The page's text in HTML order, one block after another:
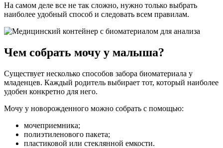
На самом деле все не так сложно, нужно только выбрать
наиболее удобный способ и следовать всем правилам.
Чем собрать мочу у малыша?
Существует несколько способов забора биоматериала у
младенцев. Каждый родитель выбирает тот, который наиболее
удобен конкретно для него.
Мочу у новорожденного можно собрать с помощью:
мочеприемника;
полиэтиленового пакета;
пластиковой или стеклянной емкости.